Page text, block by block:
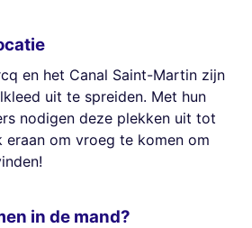
en het Canal Saint-Martin zijn
uit te spreiden. Met hun
nodigen deze plekken uit tot
eraan om vroeg te komen om
in de mand?